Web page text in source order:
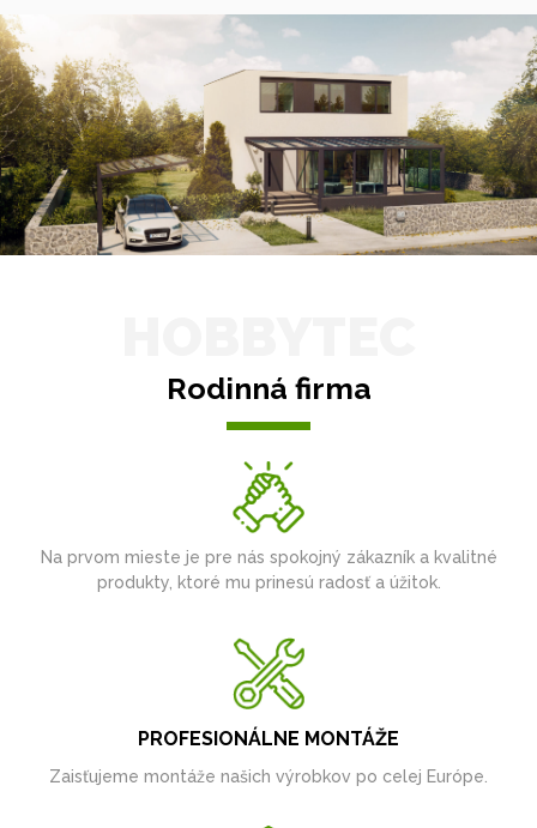
Rodinná firma
Na prvom mieste je pre nás spokojný zákazník a kvalitné
produkty, ktoré mu prinesú radosť a úžitok.
PROFESIONÁLNE MONTÁŽE
Zaisťujeme montáže našich výrobkov po celej Európe.